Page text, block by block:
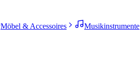
Möbel & Accessoires Musikinstrumente